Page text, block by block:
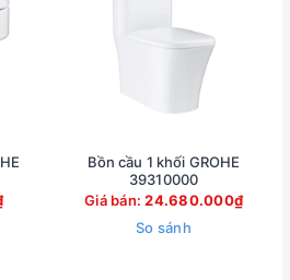
Bồn cầu 1 khối GROHE
39310000
Giá bán:24.680.000₫
So sánh